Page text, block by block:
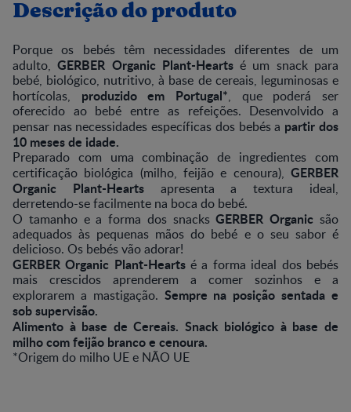
Descrição do produto
Porque os bebés têm necessidades diferentes de um
adulto,GERBER Organic Plant-Heartsé um snack para
bebé, biológico, nutritivo, à base de cereais, leguminosas e
hortícolas, produzido em Portugal*, que poderá ser
oferecido ao bebé entre as refeições. Desenvolvido a
pensar nas necessidades específicas dos bebés a partir dos
10 meses de idade.
Preparado com uma combinação de ingredientes com
certificação biológica (milho, feijão e cenoura), GERBER
Organic Plant-Heartsapresenta a textura ideal,
derretendo-se facilmente na boca do bebé.
O tamanho e a forma dos snacksGERBER Organic são
adequados às pequenas mãos do bebé e o seu sabor é
delicioso. Os bebés vão adorar!
GERBER Organic Plant-Heartsé a forma ideal dos bebés
mais crescidos aprenderem a comer sozinhos e a
explorarem a mastigação. Sempre na posição sentada e
sob supervisão.
Alimento à base de Cereais. Snack biológico à base de
milho com feijão branco e cenoura.
*Origem do milho UE e NÃO UE